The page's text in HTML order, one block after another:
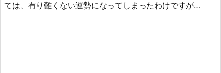
ては、有り難くない運勢になってしまったわけですが…